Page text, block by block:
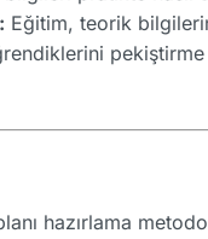
Eğitim, teorik
pekiştirme
hazırlama